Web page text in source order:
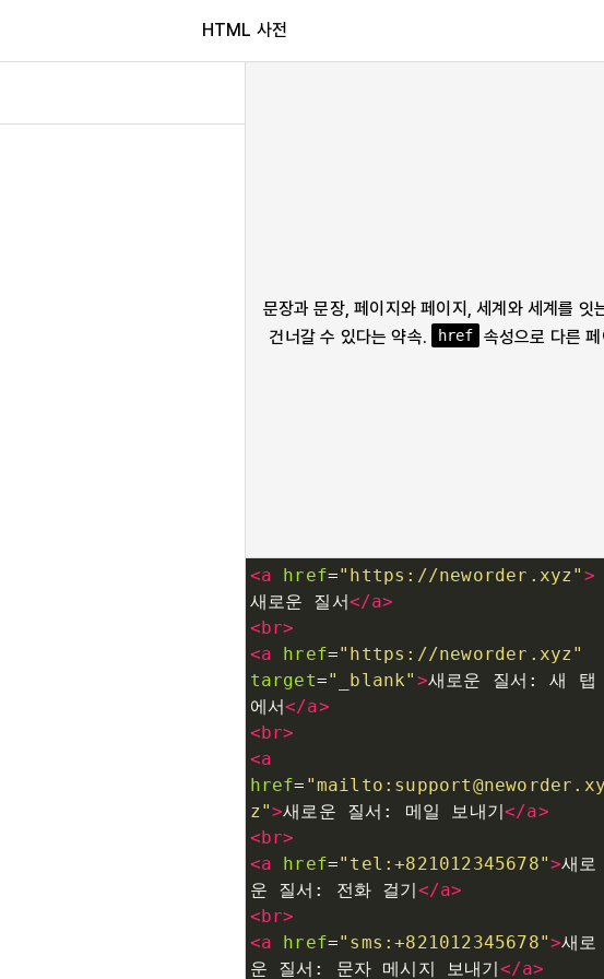
HTML 사전
문장과 문장, 페이지와 페이지, 세계와 세계를
건너갈 수 있다는 약속.
href 속성으로 다른
<a href="https://neworder.xyz" >
새로운 질서</a>
<br>
<a href="https://neworder.xyz"
target="_blank" >새로운 질서: 새 탭
에서</a>
<br>
<a
href= "mailto:support@neworder.xy
z">새로운 질서: 메일 보내기</a>
<br>
<a href="tel:+821012345678">새로
운 질서: 전화 걸기</a>
<br>
<a href="sms:+821012345678">새로
운 질서: 문자 메시지 보내기</a>